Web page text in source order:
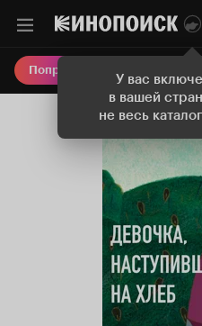
У вас
в вашей
не весь
Попробовать Плюс